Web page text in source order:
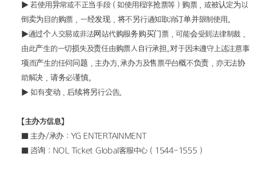
▶ 若使用异常或不正当手段（如使用程序抢票等）购票，或被认定为以
倒卖为目的购票，一经发现，将不另行通知取消订单并限制使用。
▶通过个人交易或非法网站代购服务购买门票，可能会受到法律制裁，
由此产生的一切损失及责任由购票人自行承担。对于因未遵守上述注意事
项而产生的任何问题，主办方、承办方及售票平台概不负责，亦无法协
助解决，请务必谨慎。
▶ 如有变动，后续将另行公告。
【主办方信息】
■ 主办/承办：YG ENTERTAINMENT
■ 咨询：NOL Ticket Global客服中心（1544-1555）